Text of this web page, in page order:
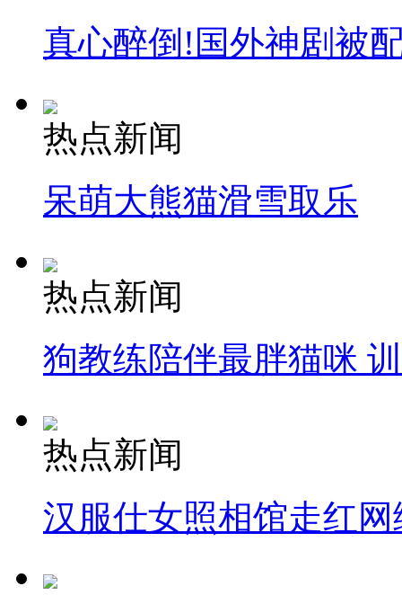
真心醉倒!国外神剧被
热点新闻
呆萌大熊猫滑雪取乐
热点新闻
狗教练陪伴最胖猫咪
热点新闻
汉服仕女照相馆走红网